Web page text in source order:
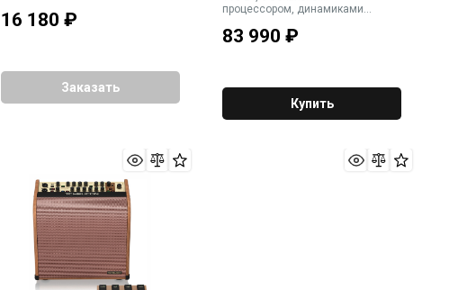
16 180 ₽
Заказать
процессором, динамиками
83 990 ₽
Купить